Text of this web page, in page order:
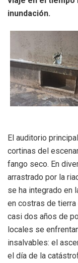
inundación.
El auditorio
cortinas del
fango seco. En
arrastrado por la
se ha integrado en
en costras de tierra
casi dos años de
locales se
insalvables: el
el día de la